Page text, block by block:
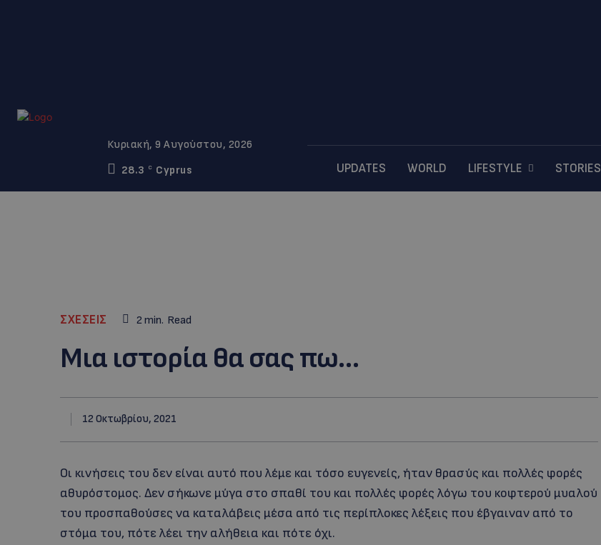
Κυριακή, 9 Αυγούστου, 2026
28.3
C Cyprus UPDATES WORLD LIFESTYLE STORIES
ΣΧΕΣΕΙΣ 2 min. Read
Μια ιστορία θα σας πω…
12 Οκτωβρίου, 2021
Οι κινήσεις του δεν είναι αυτό που λέμε και τόσο ευγενείς, ήταν θρασύς και πολλές φορές
αθυρόστομος. Δεν σήκωνε μύγα στο σπαθί του και πολλές φορές λόγω του κοφτερού μυαλού
του προσπαθούσες να καταλάβεις μέσα από τις περίπλοκες λέξεις που έβγαιναν από το
στόμα του, πότε λέει την αλήθεια και πότε όχι.